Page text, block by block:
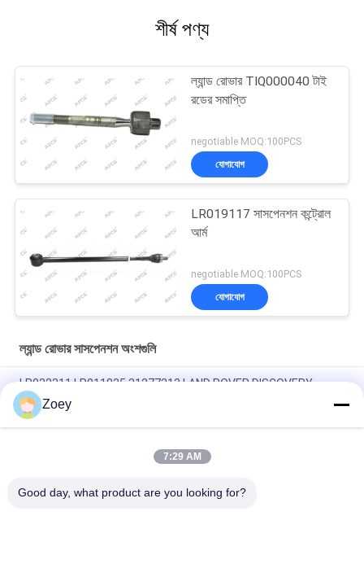
শীর্ষ পণ্য
ল্যান্ড রোভার TIQ000040 টাই
রডের সমাপ্তি
negotiable MOQ:100PCS
যোগাযোগ
LR019117 সাসপেনশন কন্ট্রোল
আর্ম
negotiable MOQ:100PCS
যোগাযোগ
ল্যান্ড রোভার সাসপেনশন অংশগুলি
LR032311 LR011835 31277313 LAND ROVER DISCOVERY
SPORT এর জন্য ইঞ্জিন মাউন্ট
OEM LR092039 IAF500021 TRANSMISSION MOUNT FOR LAND
Zoey
7:29 AM
Good day, what product are you looking for?